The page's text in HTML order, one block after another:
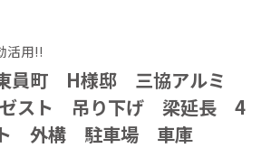
効活用!!
員町 H様邸 三協アルミ
ゼスト 吊り下げ 梁延長 4
ト 外構 駐車場 車庫